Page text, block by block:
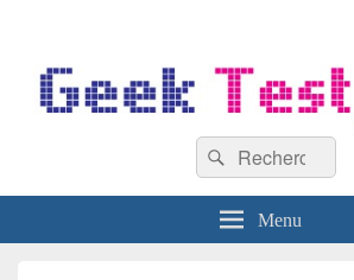
Recherche :
Rechercher
Menu